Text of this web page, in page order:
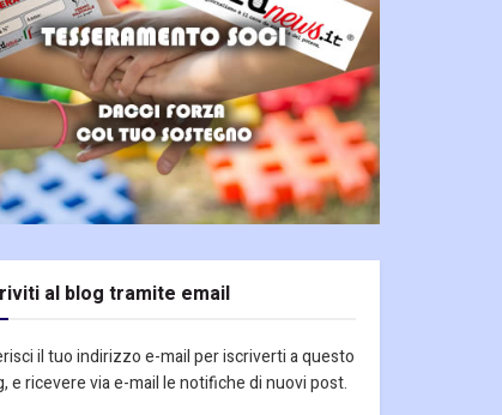
al blog tramite email
il tuo indirizzo e-mail per iscriverti a questo
e ricevere via e-mail le notifiche di nuovi post.